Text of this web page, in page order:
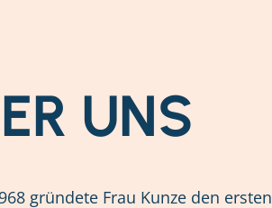
UNS
gründete Frau Kunze den ersten